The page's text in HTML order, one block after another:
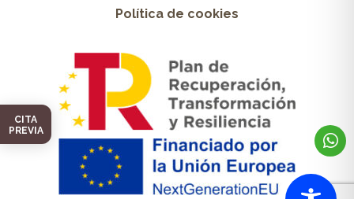
CITA
PREVIA
Política de cookies